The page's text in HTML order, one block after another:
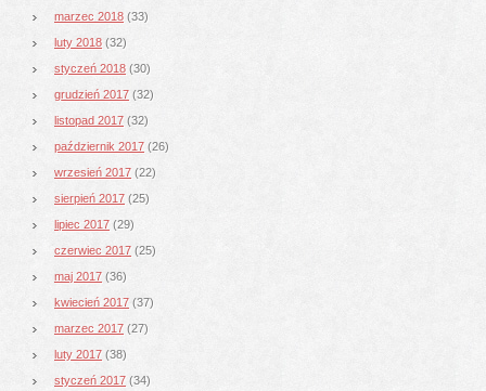
marzec 2018 (33)
luty 2018 (32)
styczeń 2018 (30)
grudzień 2017 (32)
listopad 2017 (32)
październik 2017 (26)
wrzesień 2017 (22)
sierpień 2017 (25)
lipiec 2017 (29)
czerwiec 2017 (25)
maj 2017 (36)
kwiecień 2017 (37)
marzec 2017 (27)
luty 2017 (38)
styczeń 2017 (34)